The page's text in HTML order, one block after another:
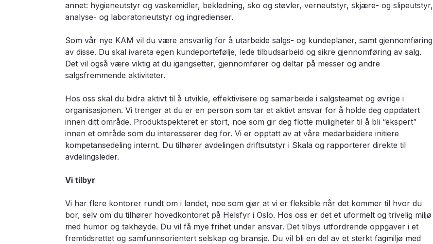
annet: hygieneutstyr og vaskemidler, bekledning, sko og støvler, verneutstyr, skjære- og slipeutstyr,
analyse- og laboratorieutstyr og ingredienser.
Som vår nye KAM vil du være ansvarlig for å utarbeide salgs- og kundeplaner, samt gjennomføring
av disse. Du skal ivareta egen kundeportefølje, lede tilbudsarbeid og sikre gjennomføring av salg.
Det vil også være viktig at du igangsetter, gjennomfører og deltar på messer og andre
salgsfremmende aktiviteter.
Hos oss skal du bidra aktivt til å utvikle, effektivisere og samarbeide i salgsteamet og øvrige i
organisasjonen. Vi trenger at du er en person som tar et aktivt ansvar for å holde deg oppdatert
innen ditt område. Produktspekteret er stort, noe som gir deg flotte muligheter til å bli “ekspert”
innen et område som du interesserer deg for. Vi er opptatt av at våre medarbeidere initiere
kompetansedeling internt. Du tilhører avdelingen driftsutstyr i Skala og rapporterer direkte til
avdelingsleder.
Vi tilbyr
Vi har flere kontorer rundt om i landet, noe som gjør at vi er fleksible når det kommer til hvor du
bor, selv om du tilhører hovedkontoret på Helsfyr i Oslo. Hos oss er det et uformelt og trivelig miljø
med humor og takhøyde. Du vil få mye frihet under ansvar. Det tilbys utfordrende oppgaver i et
fremtidsrettet og samfunnsorientert selskap og bransje. Du vil bli en del av et sterkt fagmiljø med